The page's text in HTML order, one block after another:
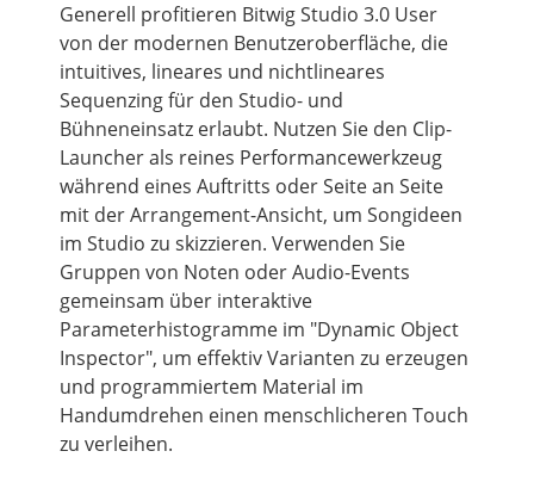
Generell profitieren Bitwig Studio 3.0 User
von der modernen Benutzeroberfläche, die
intuitives, lineares und nichtlineares
Sequenzing für den Studio- und
Bühneneinsatz erlaubt. Nutzen Sie den Clip-
Launcher als reines Performancewerkzeug
während eines Auftritts oder Seite an Seite
mit der Arrangement-Ansicht, um Songideen
im Studio zu skizzieren. Verwenden Sie
Gruppen von Noten oder Audio-Events
gemeinsam über interaktive
Parameterhistogramme im "Dynamic Object
Inspector", um effektiv Varianten zu erzeugen
und programmiertem Material im
Handumdrehen einen menschlicheren Touch
zu verleihen.